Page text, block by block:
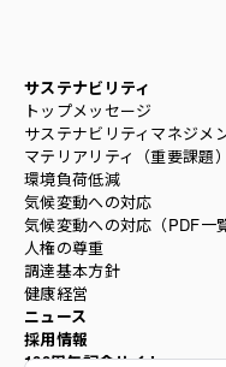
サステナビリティ
トップメッセージ
サステナビリティマネジメ
マテリアリティ（重要課題）
環境負荷低減
気候変動への対応
気候変動への対応（PDF一覧
人権の尊重
調達基本方針
健康経営
ニュース
採用情報
100周年記念サイト